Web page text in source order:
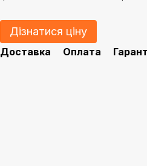
Дізнатися ціну
Доставка Оплата